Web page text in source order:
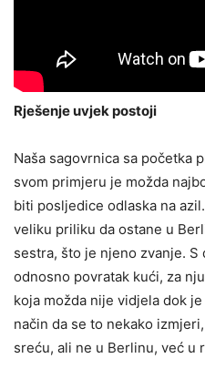
Rješenje uvjek postoji
Naša sagovrnica sa početka
svom primjeru je možda
biti posljedice odlaska na
veliku priliku da ostane u
sestra, što je njeno zvanje. S
odnosno povratak kući, za
koja možda nije vidjela dok
način da se to nekako
sreću, ali ne u Berlinu, već u